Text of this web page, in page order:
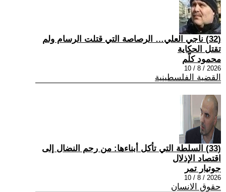
(32) ناجي العلي… الرصاصة التي قتلت الرسام ولم
تقتل الحكاية
محمود كلّم
2026 / 8 / 10
القضية الفلسطينية
(33) السلطة التي تأكل أبناءها: من رحم النضال إلى
اقتصاد الإذلال
جوتيار تمر
2026 / 8 / 10
حقوق الانسان